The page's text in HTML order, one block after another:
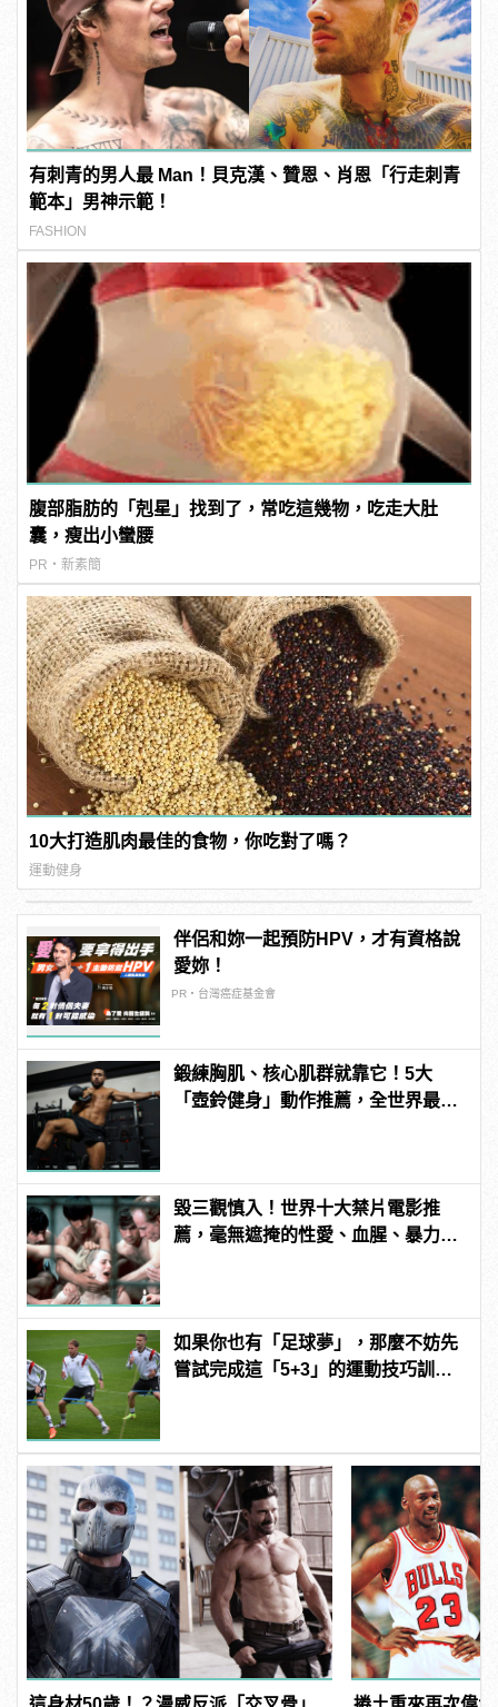
有刺青的男人最 Man！貝克漢、贊恩、肖恩「行走刺青
範本」男神示範！
FASHION
腹部脂肪的「剋星」找到了，常吃這幾物，吃走大肚
囊，瘦出小蠻腰
PR・新素簡
10大打造肌肉最佳的食物，你吃對了嗎？
運動健身
伴侶和妳一起預防HPV，才有資格說
愛妳！
PR・台灣癌症基金會
鍛練胸肌、核心肌群就靠它！5大
「壺鈴健身」動作推薦，全世界最好
毀三觀慎入！世界十大禁片電影推
薦，毫無遮掩的性愛、血腥、暴力、
如果你也有「足球夢」，那麼不妨先
嘗試完成這「5+3」的運動技巧訓